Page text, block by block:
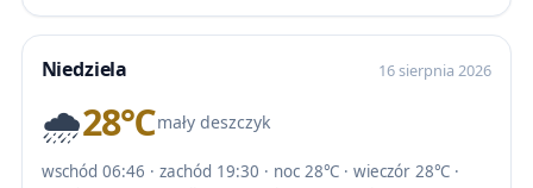
Niedziela 16 sierpnia 2026
🌧️28℃mały deszczyk
wschód 06:46 · zachód 19:30 · noc 28℃ · wieczór 28℃ ·